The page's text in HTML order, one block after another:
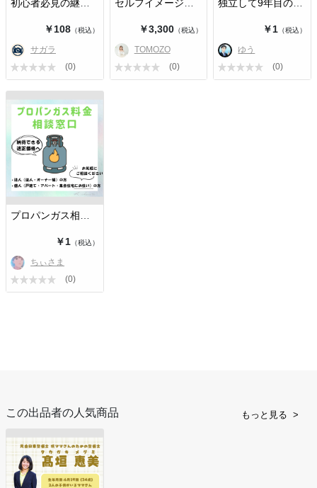
￥108（税込）
サガラ
(0)
￥3,300 （税込）
TOMOZO
(0)
￥1（税込）
ゆう
(0)
￥1（税込）
ちぃさま
(0)
この出品者の人気商品 もっと見る